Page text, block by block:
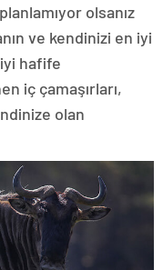
olsanız
ve kendinizi en iyi
hafife
iç çamaşırları,
olan